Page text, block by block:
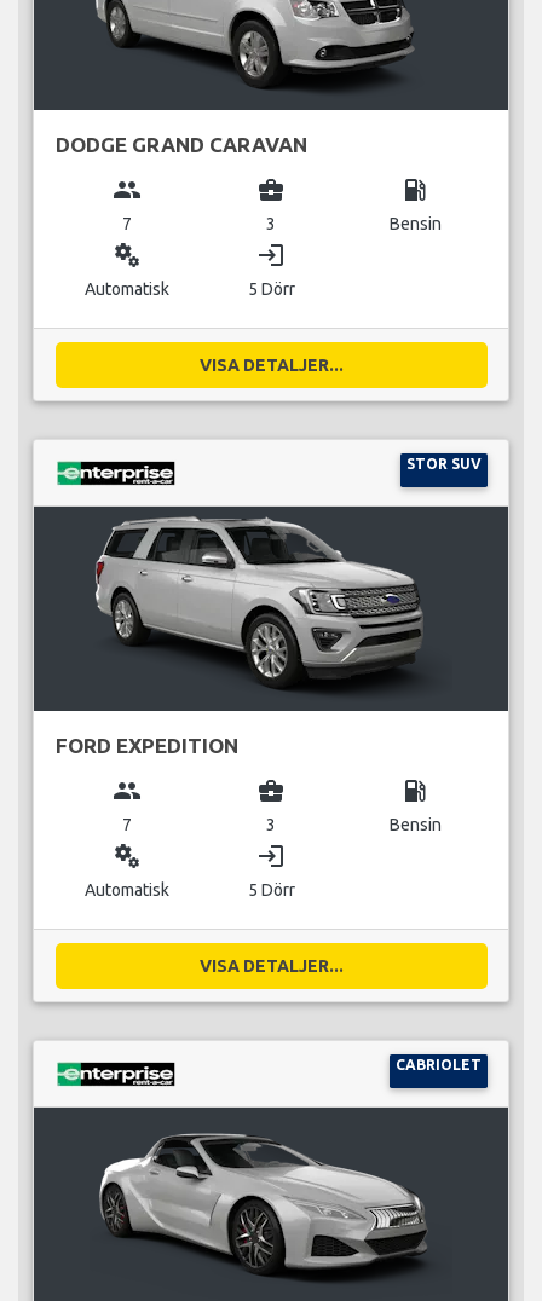
DODGE GRAND CARAVAN
group
7
business_center
3
local_gas_station
Bensin
miscellaneous_services
Automatisk
login
5 Dörr
VISA DETALJER...
STOR SUV
FORD EXPEDITION
group
7
business_center
3
local_gas_station
Bensin
miscellaneous_services
Automatisk
login
5 Dörr
VISA DETALJER...
CABRIOLET